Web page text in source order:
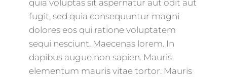
quia voluptas sit aspernatur aut odit aut
fugit, sed quia consequuntur magni
dolores eos qui ratione voluptatem
sequi nesciunt. Maecenas lorem. In
dapibus augue non sapien. Mauris
elementum mauris vitae tortor. Mauris